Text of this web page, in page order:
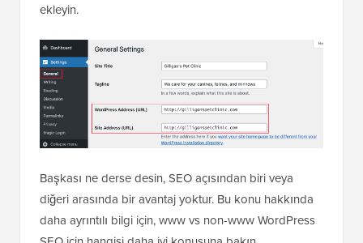
ekleyin.
Başkası ne derse desin, SEO açısından biri veya
diğeri arasında bir avantaj yoktur. Bu konu hakkında
daha ayrıntılı bilgi için, www vs non-www WordPress